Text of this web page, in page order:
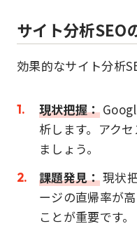
サイト分析SEO
効果的なサイト分析
現状把握：
析します。アク
ましょう。
課題発見：現状
ージの直帰率が
ことが重要です。